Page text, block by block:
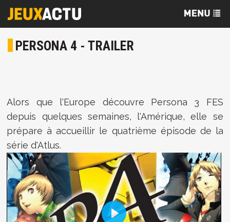
PERSONA 4 - TRAILER
Alors que l'Europe découvre Persona 3 FES
depuis quelques semaines, l'Amérique, elle se
prépare à accueillir le quatrième épisode de la
série d'Atlus.